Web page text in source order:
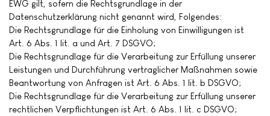
EWG gilt, sofern die Rechtsgrundlage in der
Datenschutzerklärung nicht genannt wird, Folgendes:
Die Rechtsgrundlage für die Einholung von Einwilligungen ist
Art. 6 Abs. 1 lit. a und Art. 7 DSGVO;
Die Rechtsgrundlage für die Verarbeitung zur Erfüllung unserer
Leistungen und Durchführung vertraglicher Maßnahmen sowie
Beantwortung von Anfragen ist Art. 6 Abs. 1 lit. b DSGVO;
Die Rechtsgrundlage für die Verarbeitung zur Erfüllung unserer
rechtlichen Verpflichtungen ist Art. 6 Abs. 1 lit. c DSGVO;